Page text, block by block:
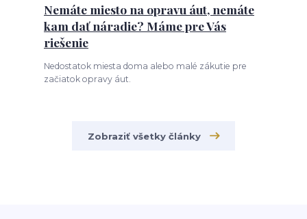
Nemáte miesto na opravu áut, nemáte
kam dať náradie? Máme pre Vás
riešenie
Nedostatok miesta doma alebo malé zákutie pre
začiatok opravy áut.
Zobraziť všetky články